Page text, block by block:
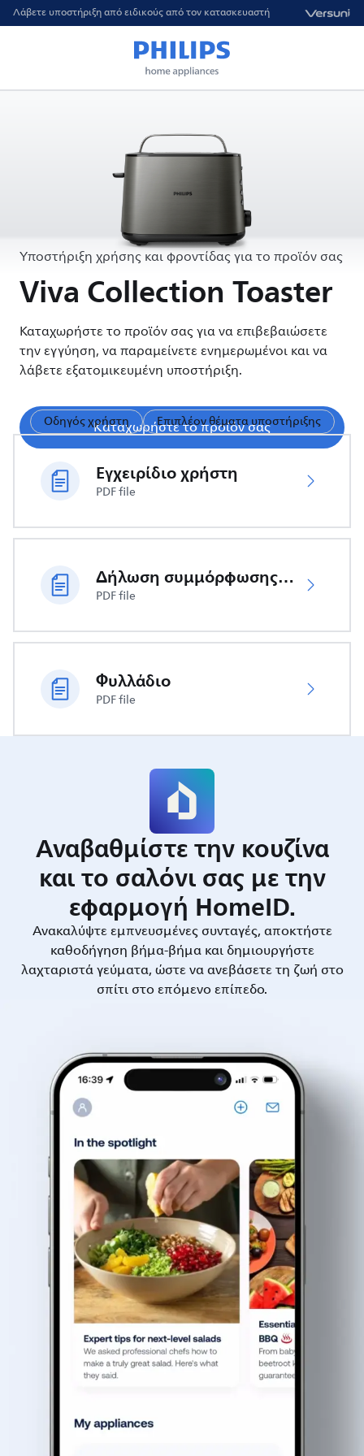
Λάβετε υποστήριξη από ειδικούς από τον κατασκευαστή
Υποστήριξη χρήσης και φροντίδας για το προϊόν σας
Viva Collection Toaster
Καταχωρήστε το προϊόν σας για να επιβεβαιώσετε
την εγγύηση, να παραμείνετε ενημερωμένοι και να
λάβετε εξατομικευμένη υποστήριξη.
Καταχωρήστε το προϊόν σας
Οδηγός χρήστη Επιπλέον θέματα υποστήριξης
Εγχειρίδιο χρήστη
PDF file
Δήλωση συμμόρφωσης ΕΕ
PDF file
Φυλλάδιο
PDF file
Αναβαθμίστε την κουζίνα
και το σαλόνι σας με την
εφαρμογή HomeID.
Ανακαλύψτε εμπνευσμένες συνταγές, αποκτήστε
καθοδήγηση βήμα-βήμα και δημιουργήστε
λαχταριστά γεύματα, ώστε να ανεβάσετε τη ζωή στο
σπίτι στο επόμενο επίπεδο.